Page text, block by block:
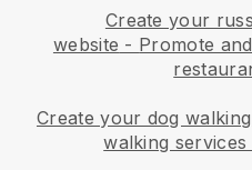
Create your
website - Promote
Create your dog
walking